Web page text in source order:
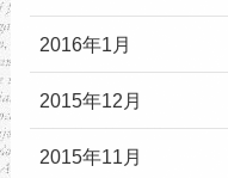
2016年1月
2015年12月
2015年11月